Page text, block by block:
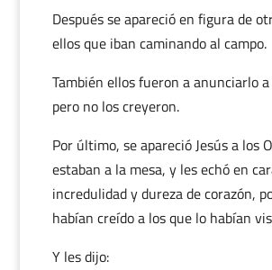
Después se apareció en figura de
ellos que iban caminando al campo.
También ellos fueron a anunciarlo
pero no los creyeron.
Por último, se apareció Jesús a los
estaban a la mesa, y les echó en
incredulidad y dureza de corazón,
habían creído a los que lo habían
Y les dijo: